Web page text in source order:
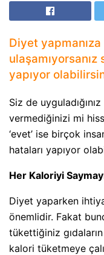
Diyet
yapıyor
Siz de
vermediğinizi mi
‘evet’ ise birçok
hataları yapıyor
Her Kaloriyi
Diyet yaparken
önemlidir. Fakat
tükettiğiniz
kalori tüketmeye